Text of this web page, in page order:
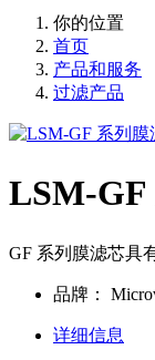
你的位置
首页
产品和服务
过滤产品
LSM-GF
GF 系列膜滤芯具
品牌：
详细信息